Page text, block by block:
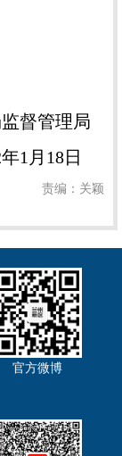
督管理局
年1月18日
责编：关颖
官方微博